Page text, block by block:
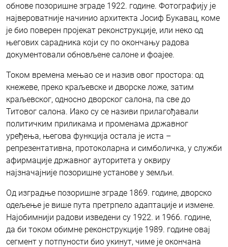
обнове позоришне зграде 1922. године. Фотографију је
највероватније начинио архитекта Јосиф Букавац, коме
је био поверен пројекат реконструкције, или неко од
његових сарадника који су по окончању радова
документовали обновљене салоне и фоајее.
Током времена мењао се и назив овог простора: од
кнежеве, преко краљевске и дворске ложе, затим
краљевског, односно дворског салона, па све до
Титовог салона. Иако су се називи прилагођавали
политичким приликама и променама државног
уређења, његова функција остала је иста –
репрезентативна, протоколарна и симболичка, у служби
афирмације државног ауторитета у оквиру
најзначајније позоришне установе у земљи.
Од изградње позоришне зграде 1869. године, дворско
одељење је више пута претрпело адаптације и измене.
Најобимнији радови изведени су 1922. и 1966. године,
да би током обимне реконструкције 1989. године овај
сегмент у потпуности био укинут, чиме је окончана